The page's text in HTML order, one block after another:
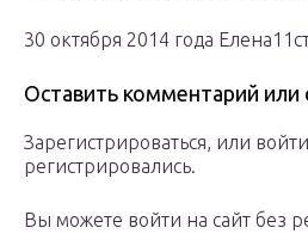
30 октября 2014 года
Оставить комментарий или
Зарегистрироваться, или
регистрировались.
Вы можете войти на сайт без